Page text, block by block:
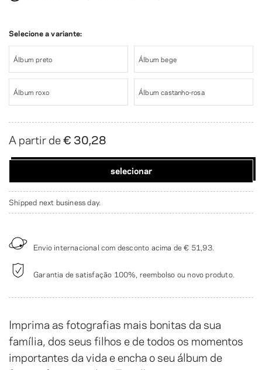
Imprima as fotografias mais bonitas da sua
família, dos seus filhos e de todos os momentos
importantes da vida e encha o seu álbum de
Selecione a variante:
Álbum preto Álbum bege
Álbum roxo Álbum castanho-rosa
A partir de€ 30,28
selecionar
Shipped next business day.
Envio internacional com desconto acima de€ 51,93.
Garantia de satisfação 100%, reembolso ou novo produto.